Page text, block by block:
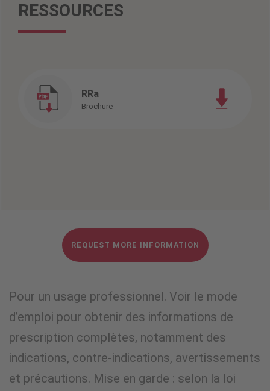
RESSOURCES
RRa
Brochure
REQUEST MORE INFORMATION
Pour un usage professionnel. Voir le mode
d’emploi pour obtenir des informations de
prescription complètes, notamment des
indications, contre-indications, avertissements
et précautions. Mise en garde : selon la loi